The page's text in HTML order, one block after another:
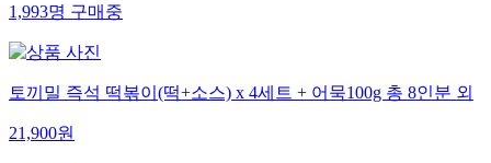
1,993명 구매중
토끼밀 즉석 떡볶이(떡+소스) x 4세트 + 어묵100g 총 8인분 외
21,900원